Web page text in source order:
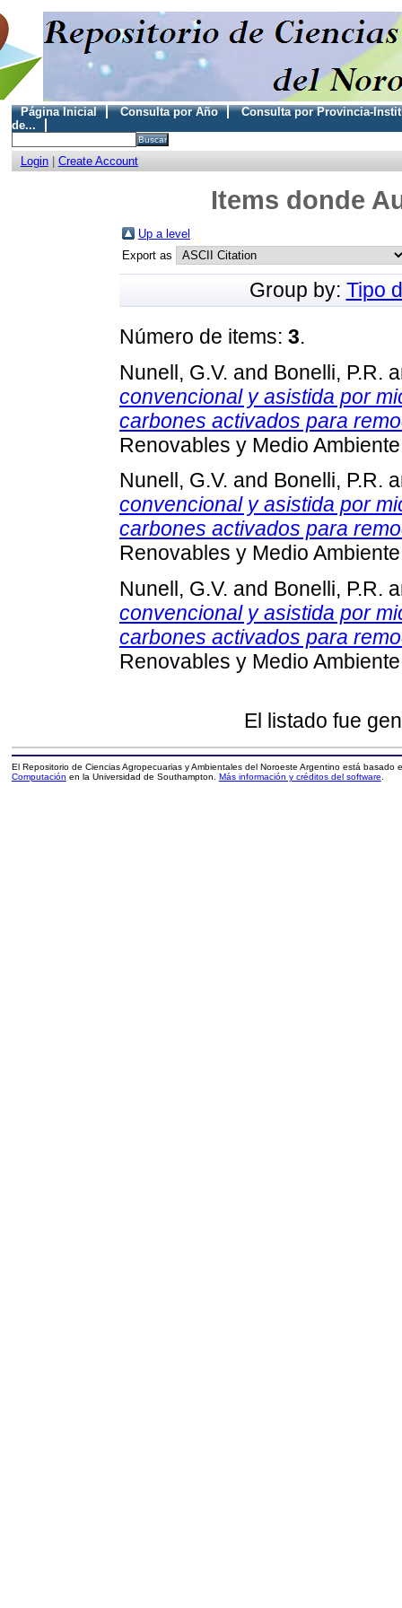
Página Inicial Consulta por Año
Consulta por Provincia-
de...
Login| Create Account
Items donde
Up a level
Export as
Group by: Tipo
Número de items: 3.
Nunell, G.V. and Bonelli, P.R.
convencional y asistida por
carbones activados para
Renovables y Medio
Nunell, G.V. and Bonelli, P.R.
convencional y asistida por
carbones activados para
Renovables y Medio
Nunell, G.V. and Bonelli, P.R.
convencional y asistida por
carbones activados para
Renovables y Medio
El listado fue
El Repositorio de Ciencias Agropecuarias y Ambientales del Noroeste Argentino está basado
Computación en la Universidad de Southampton. Más información y créditos del software